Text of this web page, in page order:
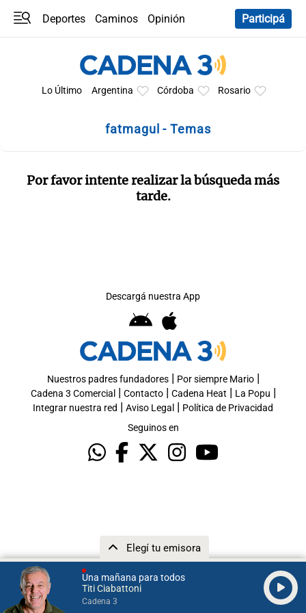
Una mañana para todos
Titi Ciabattoni
Cadena 3
Elegí tu emisora
Deportes Caminos
Opinión
Participá
Lo Último Argentina Córdoba Rosario
fatmagul - Temas
Por favor intente realizar la búsqueda más
tarde.
Descargá nuestra App
Nuestros padres fundadores| Por siempre Mario|
Cadena 3 Comercial | Contacto| Cadena Heat | La Popu |
Integrar nuestra red | Aviso Legal | Política de Privacidad
Seguinos en